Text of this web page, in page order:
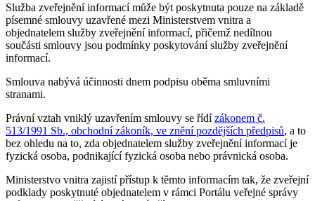
Služba zveřejnění informací může být poskytnuta pouze na základě
písemné smlouvy uzavřené mezi Ministerstvem vnitra a
objednatelem služby zveřejnění informací, přičemž nedílnou
součásti smlouvy jsou podmínky poskytování služby zveřejnění
informací.
Smlouva nabývá účinnosti dnem podpisu oběma smluvními
stranami.
Právní vztah vniklý uzavřením smlouvy se řídízákonem č.
513/1991 Sb., obchodní zákoník, ve znění pozdějších předpisů, a to
bez ohledu na to, zda objednatelem služby zveřejnění informací je
fyzická osoba, podnikající fyzická osoba nebo právnická osoba.
Ministerstvo vnitra zajistí přístup k těmto informacím tak, že zveřejní
podklady poskytnuté objednatelem v rámci Portálu veřejné správy